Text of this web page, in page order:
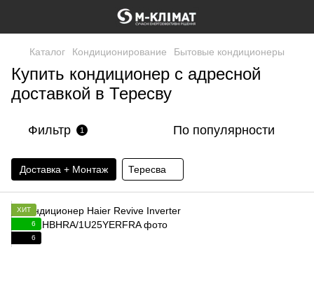
Каталог Кондиционирование Бытовые кондиционеры
Купить кондиционер с адресной
доставкой в ​​Тересву
Фильтр 1 По популярности
Доставка + Монтаж Тересва
ХИТ
6
6